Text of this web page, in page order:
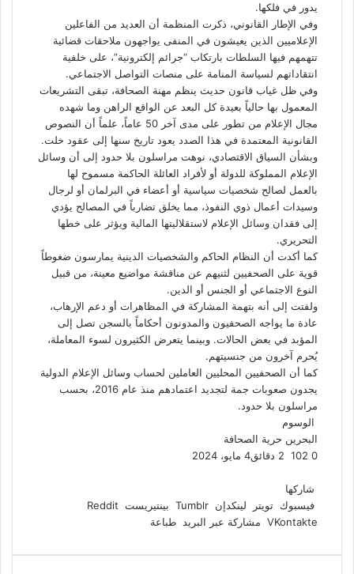
يدور في فلكها.
وفي الإطار القانوني، ذكرت المنظمة أن العديد من الفاعلين
الإعلاميين الذين يعيشون في المنفى يواجهون ملاحقات قضائية
تتهمهم فيها السلطات بارتكاب “جرائم إلكترونية”، على خلفية
انتقاداتهم لسياسة المنامة على منصات التواصل الاجتماعي.
وفي ظل غياب قانون حديث ينظم مهنة الصحافة، تبقى التشريعات
المعمول بها حالياً بعيدة كل البعد عن الواقع الراهن وما شهده
مجال الإعلام من تطور على مدى آخر 50 عاماً، علماً أن النصوص
القانونية المعتمدة في هذا الصدد يعود تاريخ سنها إلى عقود خلت.
وبشأن السياق الاقتصادي، نوهت مراسلون بلا حدود إلى أن وسائل
الإعلام المملوكة للدولة أو لأفراد العائلة الحاكمة مسموح لها
بالعمل لصالح شخصيات سياسية أو أعضاء في البرلمان أو لرجال
وسيدات أعمال ذوي النفوذ، مما يخلق تضارباً في المصالح يؤدي
إلى فقدان وسائل الإعلام لاستقلاليتها المالية ويؤثر على خطها
التحريري.
كما أكدت أن النظام الحاكم والشخصيات الدينية يمارسون ضغوطاً
قوية على الصحفيين لثنيهم عن مناقشة مواضيع معينة، من قبيل
النوع الاجتماعي أو الجنس أو الدين.
ولفتت إلى أنه بتهمة المشاركة في المظاهرات أو دعم الإرهاب،
عادة ما يواجه الصحفيون والمدونون أحكاماً بالسجن تصل إلى
المؤبد في بعض الحالات. وبينما يتعرض الكثيرون لسوء المعاملة،
يُحرم آخرون من جنسيتهم.
كما أن الصحفيين المحليين العاملين لحساب وسائل الإعلام الدولية
يجدون صعوبات جمة لتجديد اعتمادهم منذ عام 2016، بحسب
مراسلون بلا حدود.
الوسوم
البحرين حرية الصحافة
4 مايو، 2024
0
ي
س
ب
ك
و
ي
ت
ي
ن
ك
إ
T
u
m
l
ي
ن
ت
ر
R
e
d
i
ا
ت
س
ب
شاركها
فيسبوك تويتر لينكدإن بينتيريست
مشاركة عبر البريد طباعة